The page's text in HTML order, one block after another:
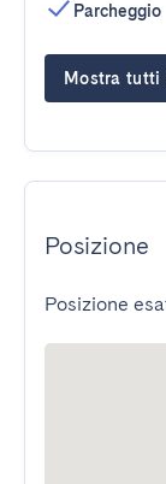
Parcheggio
Mostra tutti
Posizione
Posizione